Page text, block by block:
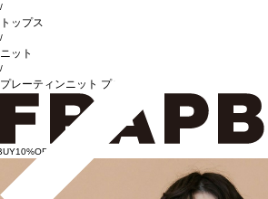
/
トップス
/
ニット
/
プレーティンニット プルオーバー